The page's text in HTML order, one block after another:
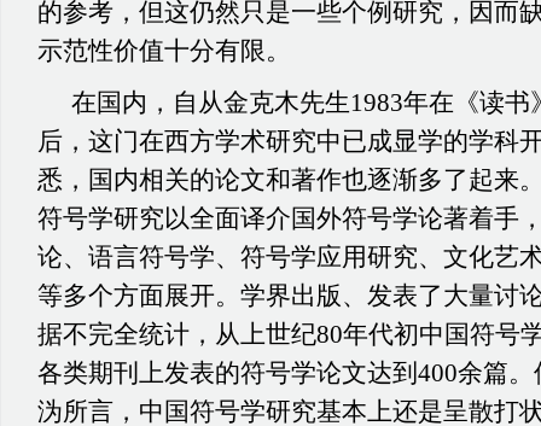
的参考，但这仍然只是一些个例研究，因而
示范性价值十分有限。
在国内，自从金克木先生1983年在《读
后，这门在西方学术研究中已成显学的学科
悉，国内相关的论文和著作也逐渐多了起来
符号学研究以全面译介国外符号学论著着手
论、语言符号学、符号学应用研究、文化艺
等多个方面展开。学界出版、发表了大量讨
据不完全统计，从上世纪80年代初中国符号
各类期刊上发表的符号学论文达到400余篇
沩所言，中国符号学研究基本上还是呈散打